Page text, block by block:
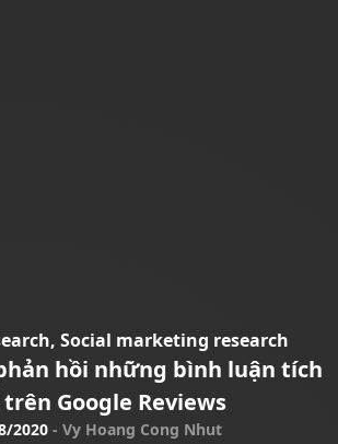
Social marketing research
hồi những bình luận tích
Google Reviews
2020 - Vy Hoang Cong Nhut